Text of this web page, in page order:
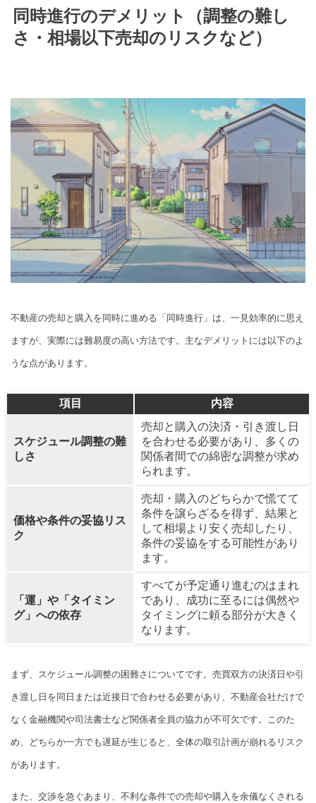
同時進行のデメリット（調整の難し
さ・相場以下売却のリスクなど）
不動産の売却と購入を同時に進める「同時進行」は、一見効率的に思え
ますが、実際には難易度の高い方法です。主なデメリットには以下のよ
うな点があります。
項目 内容
スケジュール調整の難
しさ
売却と購入の決済・引き渡し日
を合わせる必要があり、多くの
関係者間での綿密な調整が求め
られます。
価格や条件の妥協リス
ク
売却・購入のどちらかで慌てて
条件を譲らざるを得ず、結果と
して相場より安く売却したり、
条件の妥協をする可能性があり
ます。
「運」や「タイミン
グ」への依存
すべてが予定通り進むのはまれ
であり、成功に至るには偶然や
タイミングに頼る部分が大きく
なります。
まず、スケジュール調整の困難さについてです。売買双方の決済日や引
き渡し日を同日または近接日で合わせる必要があり、不動産会社だけで
なく金融機関や司法書士など関係者全員の協力が不可欠です。このた
め、どちらか一方でも遅延が生じると、全体の取引計画が崩れるリスク
があります。
また、交渉を急ぐあまり、不利な条件での売却や購入を余儀なくされる